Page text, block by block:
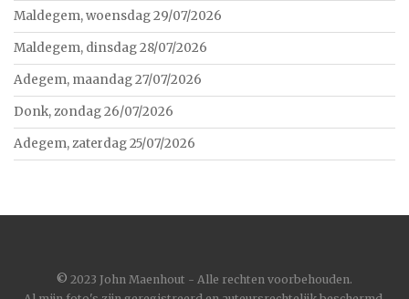
Maldegem, woensdag 29/07/2026
Maldegem, dinsdag 28/07/2026
Adegem, maandag 27/07/2026
Donk, zondag 26/07/2026
Adegem, zaterdag 25/07/2026
© 2023 John Maenhout - Alle rechten voorbehouden.